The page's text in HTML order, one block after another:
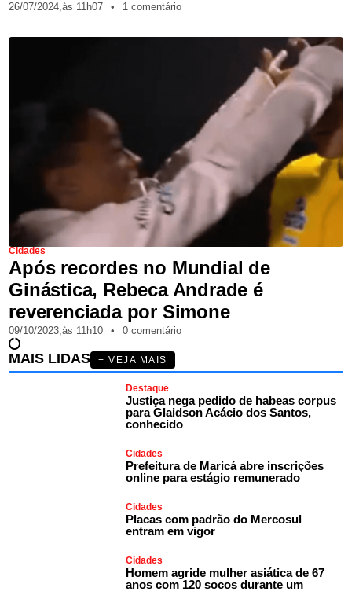
26/07/2024,às 11h07 • 1 comentário
Cidades
Após recordes no Mundial de
Ginástica, Rebeca Andrade é
reverenciada por Simone
09/10/2023,às 11h10 • 0 comentário
MAIS LIDAS + VEJA MAIS
Destaque
Justiça nega pedido de habeas corpus
para Glaidson Acácio dos Santos,
conhecido
Cidades
Prefeitura de Maricá abre inscrições
online para estágio remunerado
Cidades
Placas com padrão do Mercosul
entram em vigor
Cidades
Homem agride mulher asiática de 67
anos com 120 socos durante um